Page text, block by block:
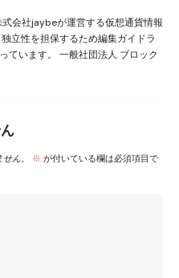
会社jaybeが運営する仮想通貨情報
立性を担保するため編集ガイドラ
ています。 一般社団法人 ブロック
ん。 ※ が付いている欄は必須項目で